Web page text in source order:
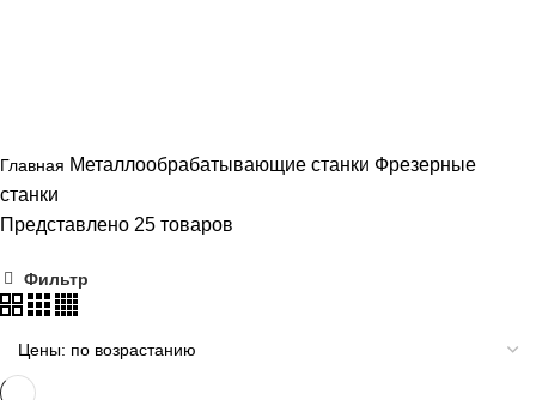
Главная Металлообрабатывающие станки Фрезерные
станки
Представлено 25 товаров
Фильтр